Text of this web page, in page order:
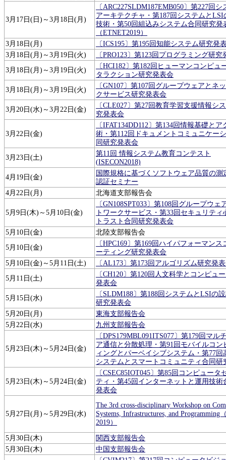
3月17日(日)～3月18日(月)
〔ARC227SLDM187EMB050〕第227回シ
アーキテクチャ・第187回システムとLSI
技術・第50回組込みシステム合同研究発
（ETNET2019）
3月18日(月)
〔ICS195〕第195回知能システム研究発
3月18日(月)～3月19日(火)
〔PRO123〕第123回プログラミング研究
3月18日(月)～3月19日(火)
〔HCI182〕第182回ヒューマンコンピュ
タラクション研究発表会
3月18日(月)～3月19日(火)
〔GN107〕第107回グループウェアとネ
クサービス研究発表会
3月20日(水)～3月22日(金)
〔CLE027〕第27回教育学習支援情報シ
究発表会
3月22日(金)
〔IFAT134DD112〕第134回情報基礎とア
術・第112回ドキュメントコミュニケー
同研究発表会
3月23日(土)
第11回 情報システム教育コンテスト
(ISECON2018)
4月19日(金)
国際規格に基づくソフトウェア品質の測
認証セミナー
4月22日(月)
北海道支部報告会
5月9日(木)～5月10日(金)
〔GN108SPT033〕第108回グループウェ
トワークサービス・第33回セキュリティ
トラスト合同研究発表会
5月10日(金)
北陸支部報告会
5月10日(金)
〔HPC169〕第169回ハイパフォーマンス
ーティング研究発表会
5月10日(金)～5月11日(土)
〔AL173〕第173回アルゴリズム研究発
5月11日(土)
〔CH120〕第120回人文科学とコンピュ
発表会
5月15日(水)
〔SLDM188〕第188回システムとLSIの
研究発表会
5月20日(月)
東海支部報告会
5月22日(水)
九州支部報告会
5月23日(木)～5月24日(金)
〔DPS179MBL091ITS077〕第179回マル
ア通信と分散処理・第91回モバイルコン
ィングとパーベイシブシステム・第77回
システムとスマートコミュニティ合同研
5月23日(木)～5月24日(金)
〔CSEC85IOT045〕第85回コンピュータ
ティ・第45回インターネットと運用技術
発表会
5月27日(月)～5月29日(水)
The 3rd cross-disciplinary Workshop on
Systems, Infrastructures, and Programming
2019）
5月30日(木)
関西支部報告会
5月30日(木)
中国支部報告会